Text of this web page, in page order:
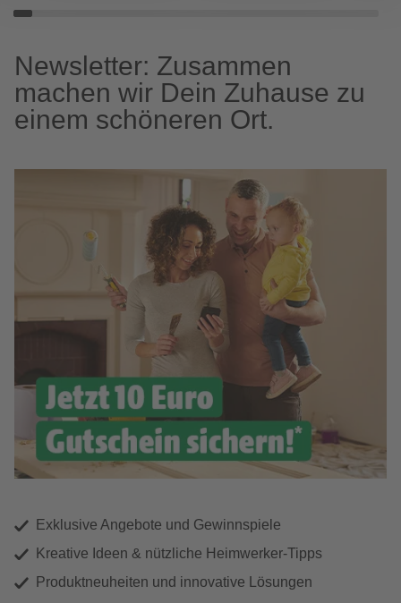
Newsletter: Zusammen
machen wir Dein Zuhause zu
einem schöneren Ort.
Exklusive Angebote und Gewinnspiele
Kreative Ideen & nützliche Heimwerker-Tipps
Produktneuheiten und innovative Lösungen